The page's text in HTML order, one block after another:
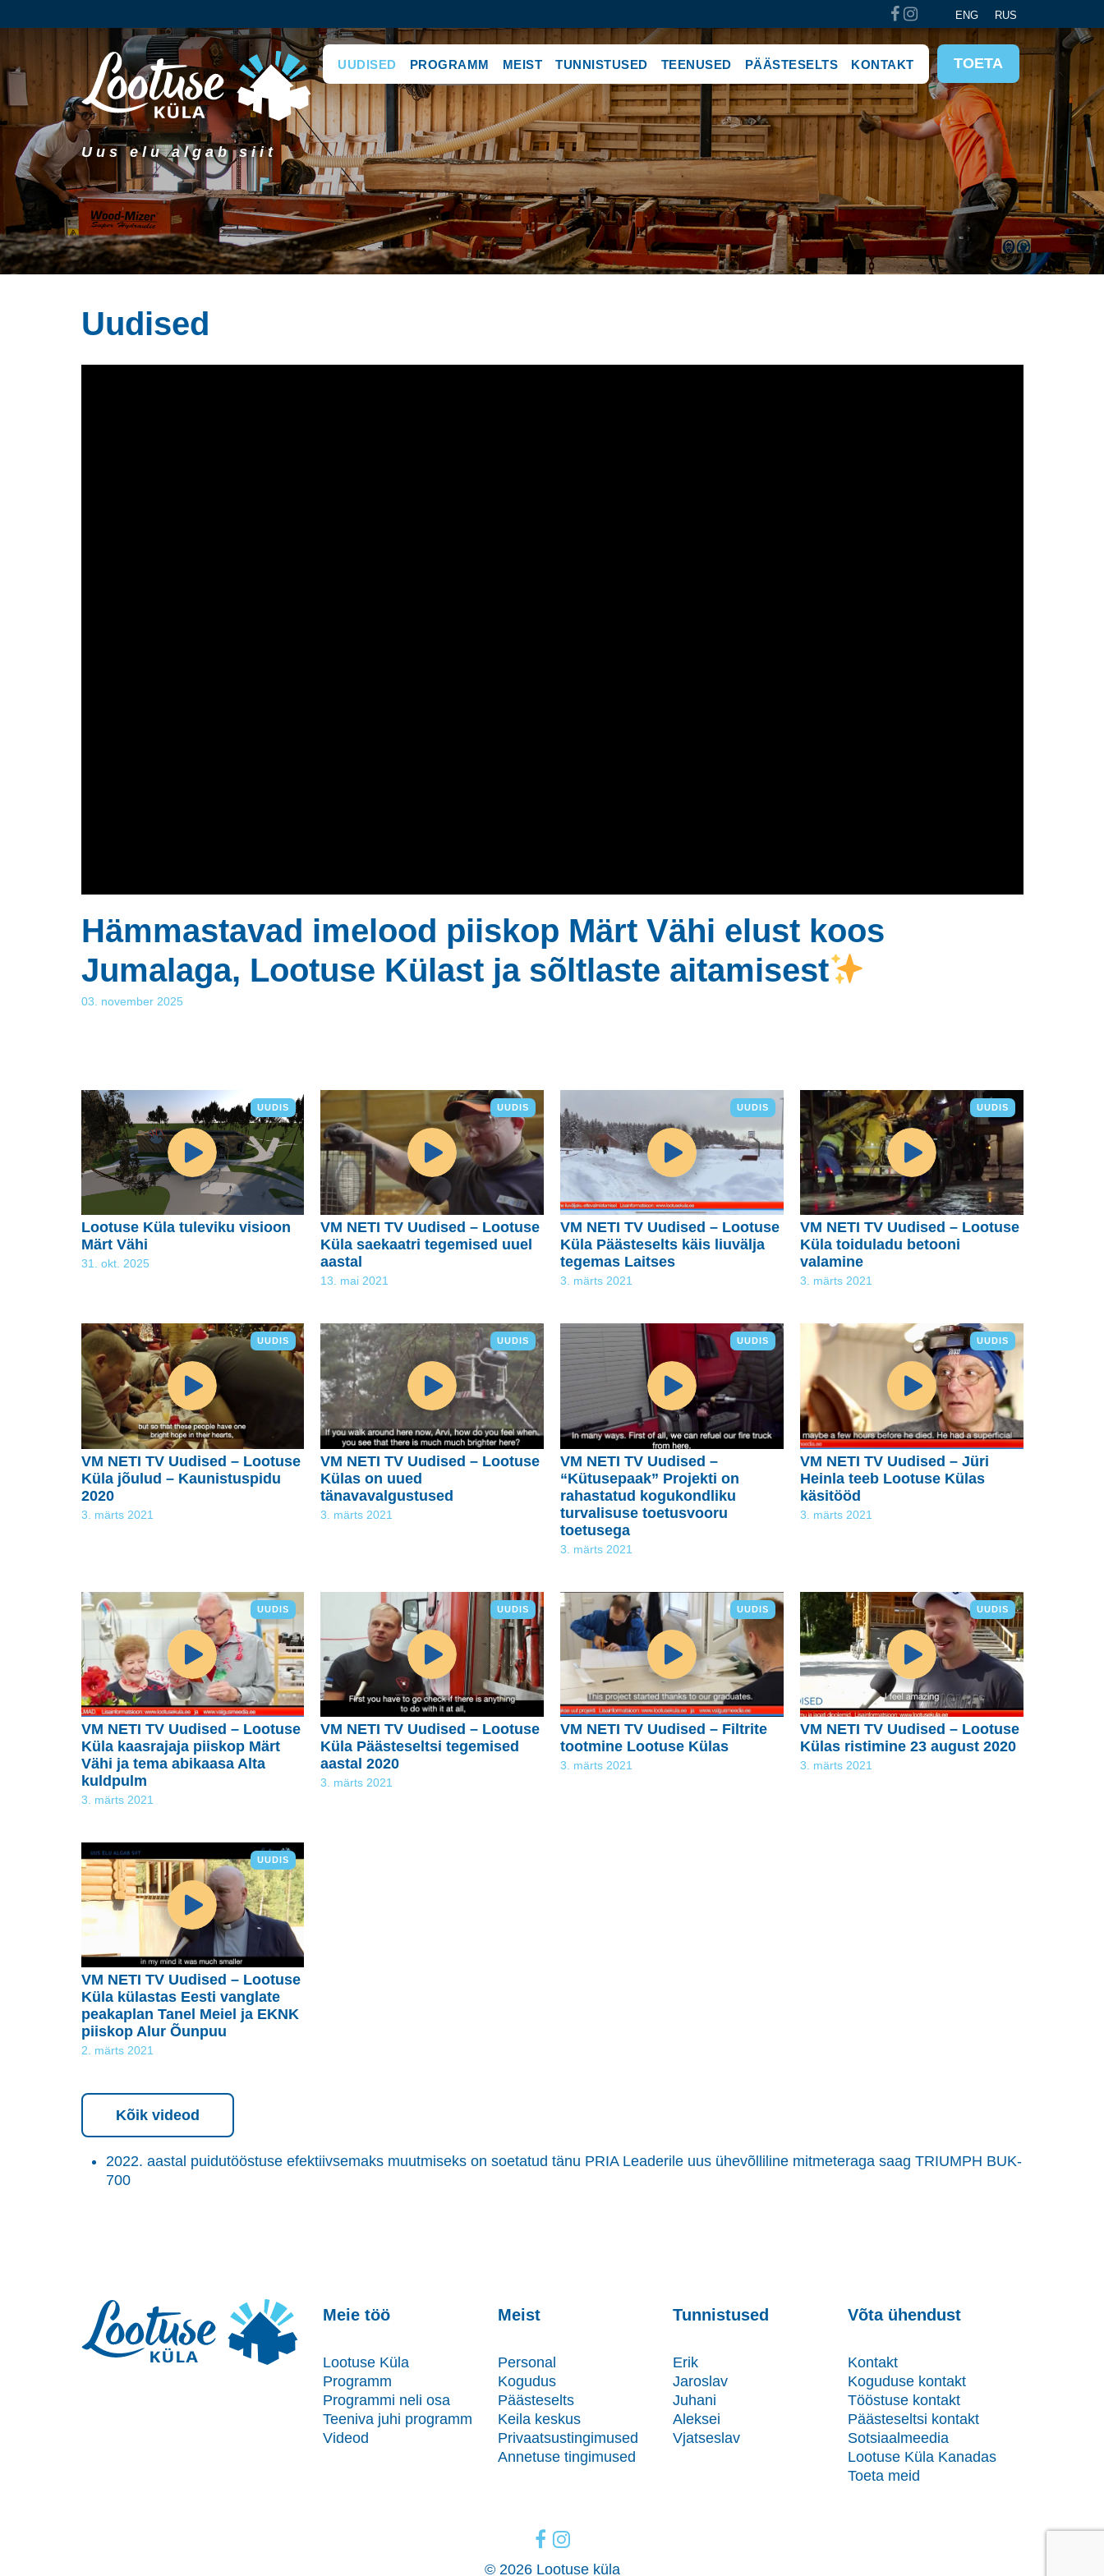
ENG RUS
UUDISED PROGRAMM MEIST TUNNISTUSED TEENUSED PÄÄSTESELTS KONTAKT TOETA
Uus elu algab siit
Uudised
Hämmastavad imelood piiskop Märt Vähi elust koos
Jumalaga, Lootuse Külast ja sõltlaste aitamisest
03. november 2025
UUDIS
Lootuse Küla tuleviku visioon
Märt Vähi
31. okt. 2025
UUDIS
VM NETI TV Uudised – Lootuse
Küla saekaatri tegemised uuel
aastal
13. mai 2021
UUDIS
VM NETI TV Uudised – Lootuse
Küla Päästeselts käis liuvälja
tegemas Laitses
3. märts 2021
UUDIS
VM NETI TV Uudised – Lootuse
Küla toiduladu betooni
valamine
3. märts 2021
UUDIS
VM NETI TV Uudised – Lootuse
Küla jõulud – Kaunistuspidu
2020
3. märts 2021
UUDIS
VM NETI TV Uudised – Lootuse
Külas on uued
tänavavalgustused
3. märts 2021
UUDIS
VM NETI TV Uudised –
“Kütusepaak” Projekti on
rahastatud kogukondliku
turvalisuse toetusvooru
toetusega
3. märts 2021
UUDIS
VM NETI TV Uudised – Jüri
Heinla teeb Lootuse Külas
käsitööd
3. märts 2021
UUDIS
VM NETI TV Uudised – Lootuse
Küla kaasrajaja piiskop Märt
Vähi ja tema abikaasa Alta
kuldpulm
3. märts 2021
UUDIS
VM NETI TV Uudised – Lootuse
Küla Päästeseltsi tegemised
aastal 2020
3. märts 2021
UUDIS
VM NETI TV Uudised – Filtrite
tootmine Lootuse Külas
3. märts 2021
UUDIS
VM NETI TV Uudised – Lootuse
Külas ristimine 23 august 2020
3. märts 2021
UUDIS
VM NETI TV Uudised – Lootuse
Küla külastas Eesti vanglate
peakaplan Tanel Meiel ja EKNK
piiskop Alur Õunpuu
2. märts 2021
Kõik videod
2022. aastal puidutööstuse efektiivsemaks muutmiseks on soetatud tänu PRIA Leaderile uus ühevõlliline mitmeteraga saag TRIUMPH BUK-
700
Meie töö
Lootuse Küla
Programm
Programmi neli osa
Teeniva juhi programm
Videod
Meist
Personal
Kogudus
Päästeselts
Keila keskus
Privaatsustingimused
Annetuse tingimused
Tunnistused
Erik
Jaroslav
Juhani
Aleksei
Vjatseslav
Võta ühendust
Kontakt
Koguduse kontakt
Tööstuse kontakt
Päästeseltsi kontakt
Sotsiaalmeedia
Lootuse Küla Kanadas
Toeta meid
© 2026 Lootuse küla